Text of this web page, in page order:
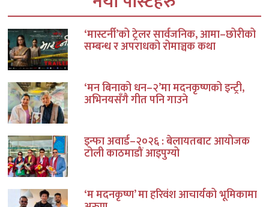
‘मास्टर्नी’को ट्रेलर सार्वजनिक, आमा–छोरीको
सम्बन्ध र अपराधको रोमाञ्चक कथा
‘मन बिनाको धन–२’मा मदनकृष्णको इन्ट्री,
अभिनयसँगै गीत पनि गाउने
इन्फा अवार्ड–२०२६ : बेलायतबाट आयोजक
टोली काठमाडौं आइपुग्यो
‘म मदनकृष्ण’ मा हरिवंश आचार्यको भूमिकामा